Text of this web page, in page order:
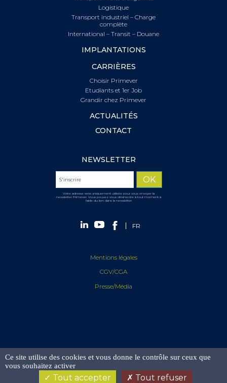
Logistique
Transport industriel – Charge
complète
International – Transit – Douane
IMPLANTATIONS
CARRIÈRES
Choisir Primever
Etudiants et 1er Job
Grandir chez Primever
ACTUALITÉS
CONTACT
NEWSLETTER
Votre adresse sera uniquement utilisée pour vous envoyer la
newsletter Primever. Vous pouvez vous désinscrire à tout moment à
l'aide du lien dans la newsletter.
FR
Mentions légales
CGV/CGA
Presse/Média
Ce site utilise des cookies et vous donne le contrôle sur ceux que
vous souhaitez activer
Tout accepter Tout refuser